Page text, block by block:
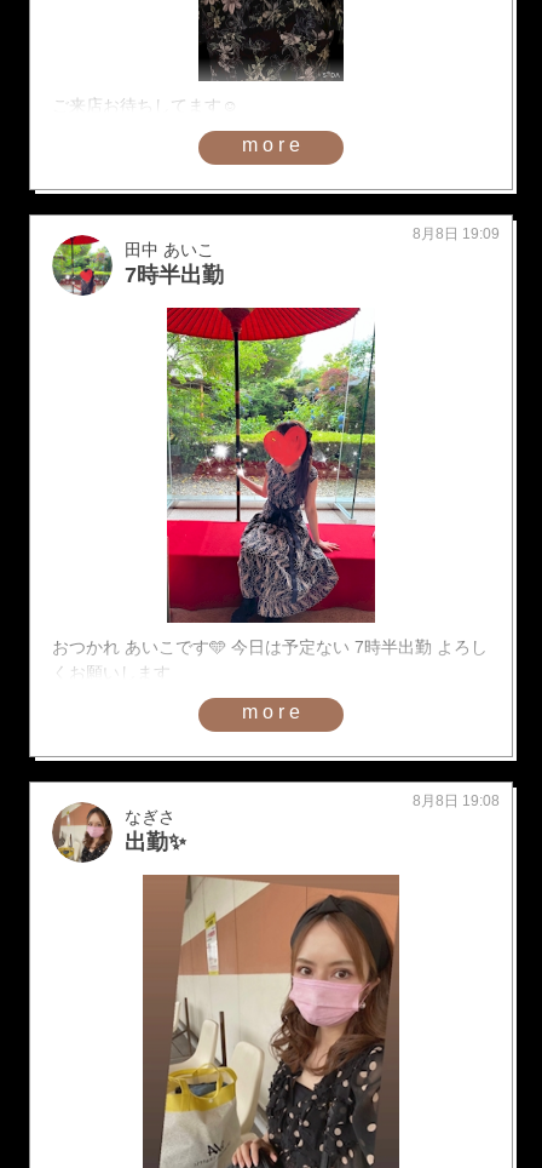
ご来店お待ちしてます☺️
more
田中 あいこ
7時半出勤
8月8日 19:09
おつかれ あいこです🩵 今日は予定ない 7時半出勤 よろし
くお願いします
more
なぎさ
出勤✨
8月8日 19:08